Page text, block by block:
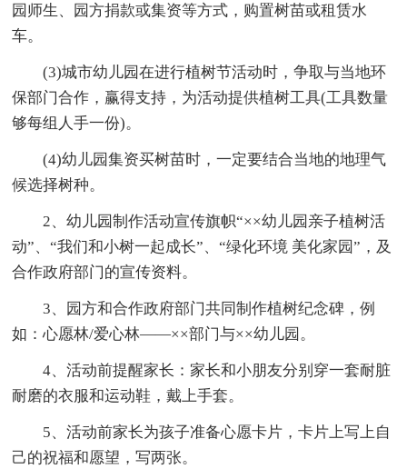
园师生、园方捐款或集资等方式，购置树苗或租赁水
车。
(3)城市幼儿园在进行植树节活动时，争取与当地环
保部门合作，赢得支持，为活动提供植树工具(工具数量
够每组人手一份)。
(4)幼儿园集资买树苗时，一定要结合当地的地理气
候选择树种。
2、幼儿园制作活动宣传旗帜“××幼儿园亲子植树活
动”、“我们和小树一起成长”、“绿化环境 美化家园”，及
合作政府部门的宣传资料。
3、园方和合作政府部门共同制作植树纪念碑，例
如：心愿林/爱心林——××部门与××幼儿园。
4、活动前提醒家长：家长和小朋友分别穿一套耐脏
耐磨的衣服和运动鞋，戴上手套。
5、活动前家长为孩子准备心愿卡片，卡片上写上自
己的祝福和愿望，写两张。